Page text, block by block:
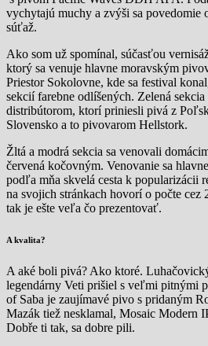
vychytajú muchy a zvýši sa povedomie
súťaž.
Ako som už spomínal, súčasťou
ktorý sa venuje hlavne moravským
Priestor Sokolovne, kde sa festival
sekcií farebne odlíšených. Zelená
distribútorom, ktorí priniesli pivá z
Slovensko a to pivovarom Hellstork.
Žltá a modrá sekcia sa venovali
červená kočovným. Venovanie sa
podľa mňa skvelá cesta k popularizácii
na svojich stránkach hovorí o počte cez
tak je ešte veľa čo prezentovať.
A kvalita?
A aké boli pivá? Ako ktoré.
legendárny Veti prišiel s veľmi pitnými
of Saba je zaujímavé pivo s pridaným
Mazák tiež nesklamal, Mosaic Modern
Dobře ti tak, sa dobre pili.